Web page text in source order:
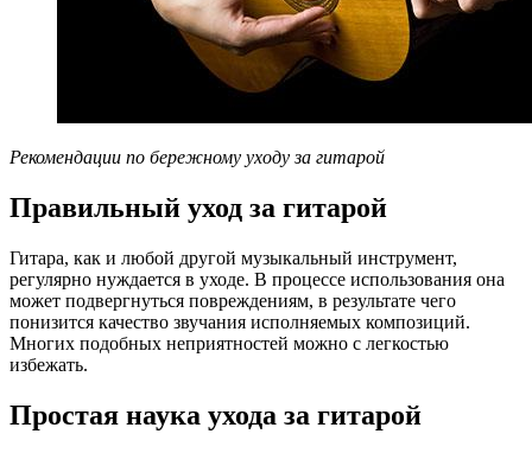
Рекомендации по бережному уходу за гитарой
Правильный уход за гитарой
Гитара, как и любой другой музыкальный инструмент,
регулярно нуждается в уходе. В процессе использования она
может подвергнуться повреждениям, в результате чего
понизится качество звучания исполняемых композиций.
Многих подобных неприятностей можно с легкостью
избежать.
Простая наука ухода за гитарой